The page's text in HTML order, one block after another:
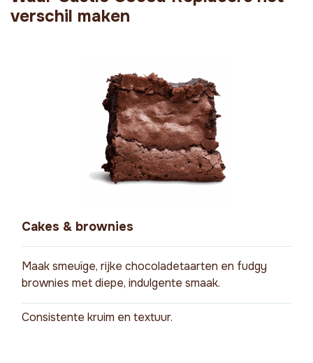
verschil maken
Cakes & brownies
Maak smeuïge, rijke chocoladetaarten en fudgy
brownies met diepe, indulgente smaak.
Consistente kruim en textuur.